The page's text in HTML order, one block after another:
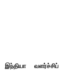
இந்தியா